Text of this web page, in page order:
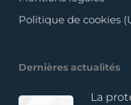
Politique de cookies
Dernières actualités
La